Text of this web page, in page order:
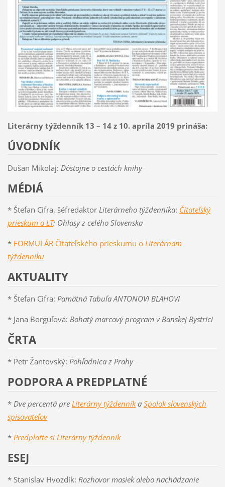
Literárny týždenník 13 – 14 z 10. apríla 2019 prináša:
ÚVODNÍK
Dušan Mikolaj: Dôstojne o cestách knihy
MÉDIÁ
* Štefan Cifra, šéfredaktor Literárneho týždenníka: Čitateľský
prieskum o LT: Ohlasy z celého Slovenska
* FORMULÁR Čitateľského prieskumu o Literárnom
týždenníku
AKTUALITY
* Štefan Cifra: Pamätná Tabuľa ANTONOVI BLAHOVI
* Jana Borguľová: Bohatý marcový program v Banskej Bystrici
ČRTA
* Petr Žantovský: Pohľadnica z Prahy
PODPORA A PREDPLATNÉ
* Dve percentá pre Literárny týždenníka Spolok slovenských
spisovateľov
* Predplaťte si Literárny týždenník
ESEJ
* Stanislav Hvozdík: Rozhovor masiek alebo nachádzanie